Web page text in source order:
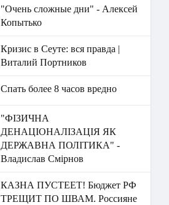
"Очень сложные дни" - Алексей
Копытько
Кризис в Сеуте: вся правда |
Виталий Портников
Спать более 8 часов вредно
"ФІЗИЧНА
ДЕНАЦІОНАЛІЗАЦІЯ ЯК
ДЕРЖАВНА ПОЛІТИКА" -
Владислав Смірнов
КАЗНА ПУСТЕЕТ! Бюджет РФ
ТРЕЩИТ ПО ШВАМ. Россияне